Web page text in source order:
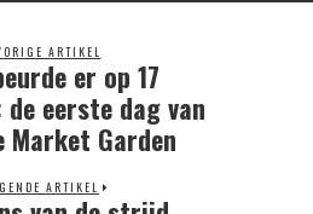
ARTIKEL
Previous
er op 17
eerste dag van
Market Garden
ARTIKEL
Next